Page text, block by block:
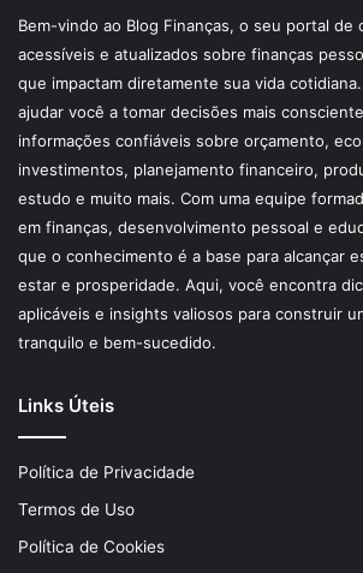
Bem-vindo ao Blog Finanças, o seu portal de
acessíveis e atualizados sobre finanças
que impactam diretamente sua vida
ajudar você a tomar decisões mais
informações confiáveis sobre orçamento,
investimentos, planejamento financeiro,
estudo e muito mais. Com uma equipe
em finanças, desenvolvimento pessoal e
que o conhecimento é a base para alcançar
estar e prosperidade. Aqui, você encontra
aplicáveis e insights valiosos para construir
tranquilo e bem-sucedido.
Links Úteis
Política de Privacidade
Termos de Uso
Política de Cookies